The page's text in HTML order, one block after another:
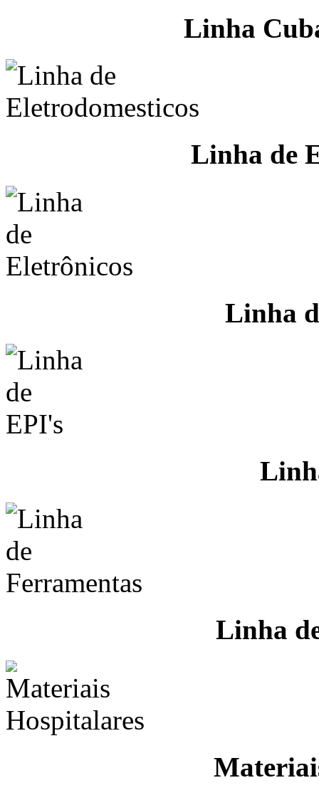
Linha
Linha de
Linha
Linha